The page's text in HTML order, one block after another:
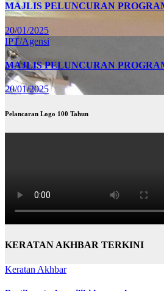
MAJLIS PELUNCURAN
20/01/2025
IPT/Agensi
MAJLIS PELUNCURAN
20/01/2025
Pelancaran Logo 100 Tahun
KERATAN AKHBAR TERKINI
Keratan Akhbar